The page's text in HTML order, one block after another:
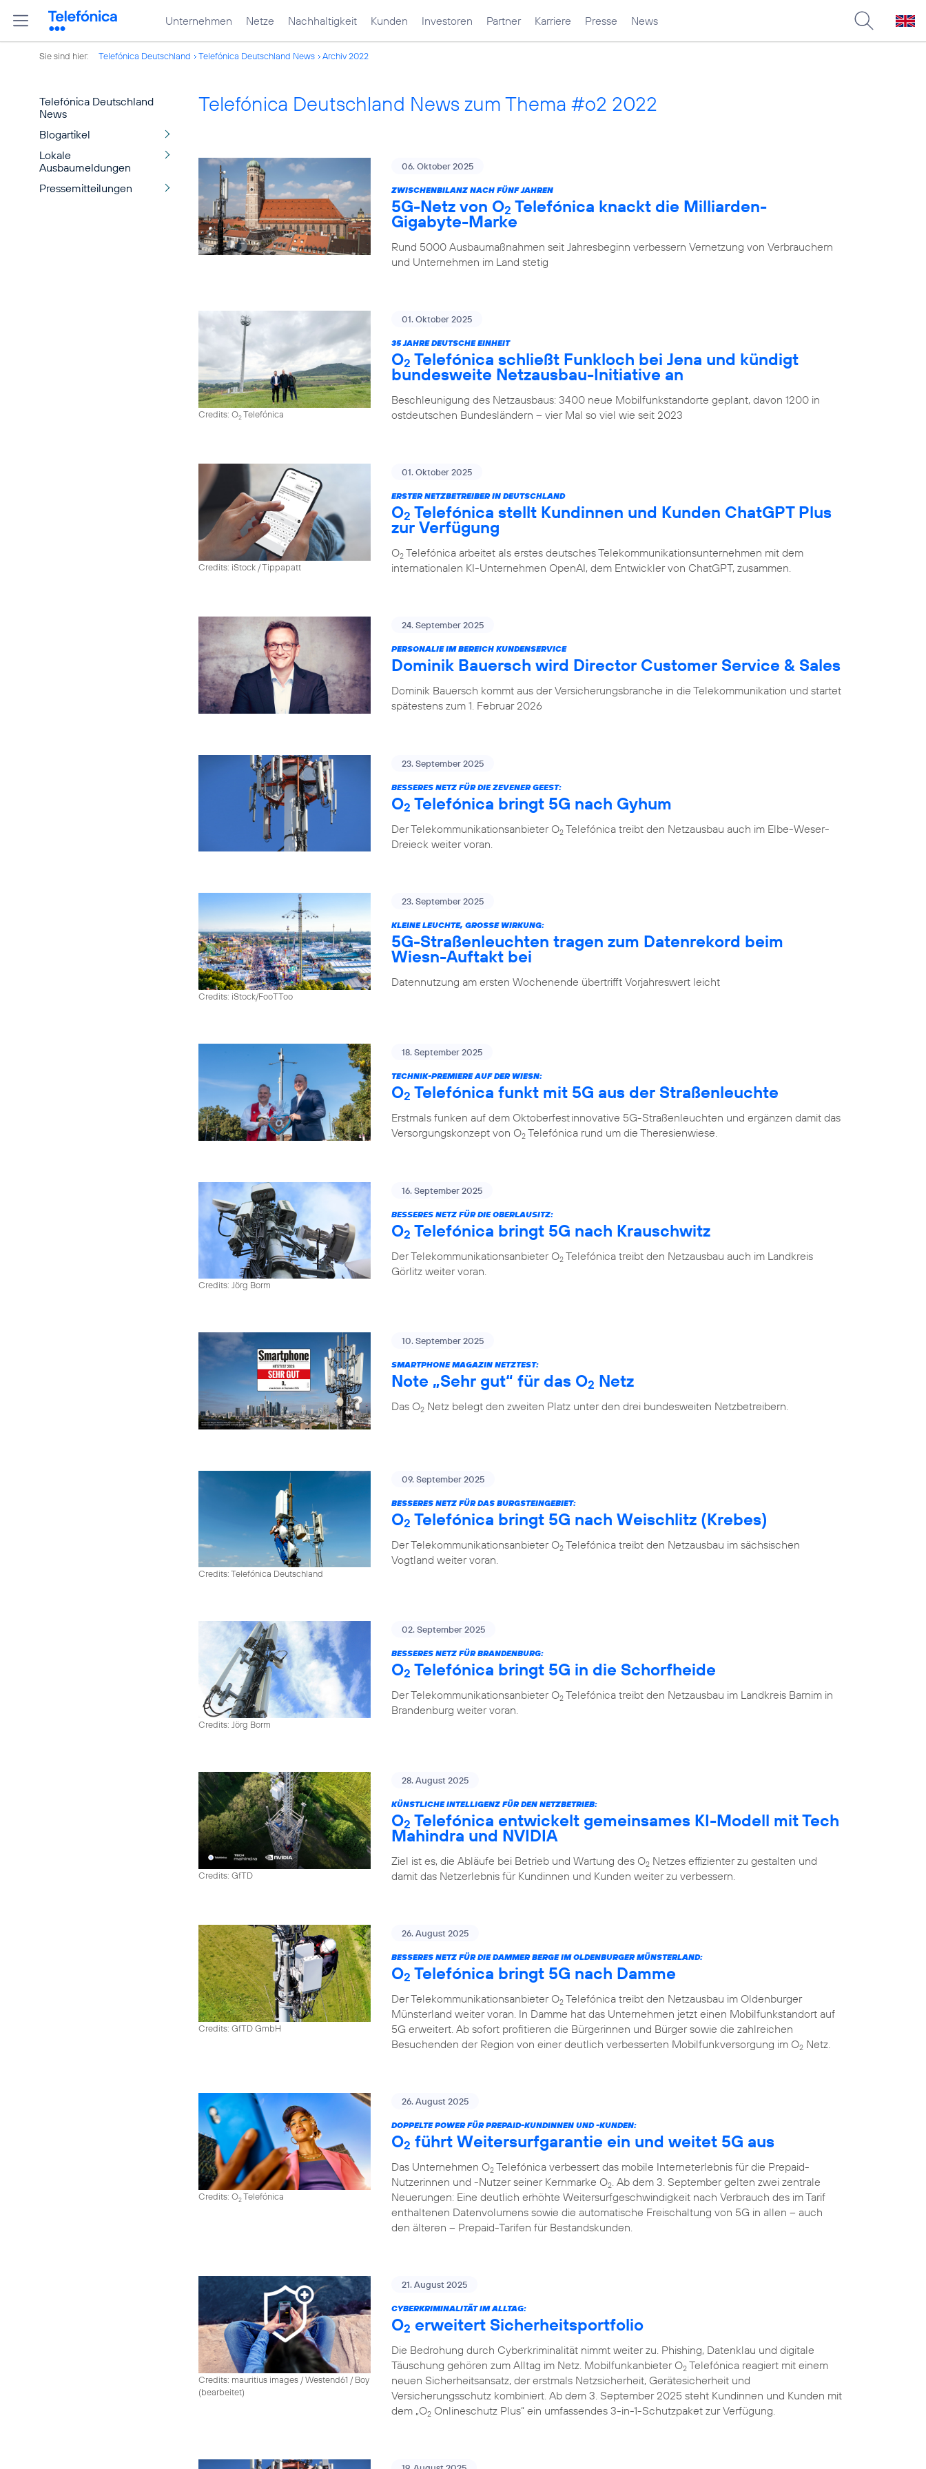
Unternehmen Netze Nachhaltigkeit Kunden Investoren Partner Karriere Presse News
Sie sind hier: Telefónica Deutschland Telefónica Deutschland News Archiv 2022
Telefónica Deutschland
News
Blogartikel
Lokale
Ausbaumeldungen
Pressemitteilungen
Telefónica Deutschland News zum Thema #o2 2022
06. Oktober 2025
ZWISCHENBILANZ NACH FÜNF JAHREN
5G-Netz von O2 Telefónica knackt die Milliarden-
Gigabyte-Marke
Rund 5000 Ausbaumaßnahmen seit Jahresbeginn verbessern Vernetzung von Verbrauchern
und Unternehmen im Land stetig
Credits: O2Telefónica
01. Oktober 2025
35 JAHRE DEUTSCHE EINHEIT
O2 Telefónica schließt Funkloch bei Jena und kündigt
bundesweite Netzausbau-Initiative an
Beschleunigung des Netzausbaus: 3400 neue Mobilfunkstandorte geplant, davon 1200 in
ostdeutschen Bundesländern – vier Mal so viel wie seit 2023
Credits: iStock / Tippapatt
01. Oktober 2025
ERSTER NETZBETREIBER IN DEUTSCHLAND
O2 Telefónica stellt Kundinnen und Kunden ChatGPT Plus
zur Verfügung
O2 Telefónica arbeitet als erstes deutsches Telekommunikationsunternehmen mit dem
internationalen KI-Unternehmen OpenAI, dem Entwickler von ChatGPT, zusammen.
24. September 2025
PERSONALIE IM BEREICH KUNDENSERVICE
Dominik Bauersch wird Director Customer Service & Sales
Dominik Bauersch kommt aus der Versicherungsbranche in die Telekommunikation und startet
spätestens zum 1. Februar 2026
23. September 2025
BESSERES NETZ FÜR DIE ZEVENER GEEST:
O2 Telefónica bringt 5G nach Gyhum
Der Telekommunikationsanbieter O2 Telefónica treibt den Netzausbau auch im Elbe-Weser-
Dreieck weiter voran.
Credits: iStock/FooTToo
23. September 2025
KLEINE LEUCHTE, GROSSE WIRKUNG:
5G-Straßenleuchten tragen zum Datenrekord beim
Wiesn-Auftakt bei
Datennutzung am ersten Wochenende übertrifft Vorjahreswert leicht
18. September 2025
TECHNIK-PREMIERE AUF DER WIESN:
O2 Telefónica funkt mit 5G aus der Straßenleuchte
Erstmals funken auf dem Oktoberfest innovative 5G-Straßenleuchten und ergänzen damit das
Versorgungskonzept von O2 Telefónica rund um die Theresienwiese.
Credits: Jörg Borm
16. September 2025
BESSERES NETZ FÜR DIE OBERLAUSITZ:
O2 Telefónica bringt 5G nach Krauschwitz
Der Telekommunikationsanbieter O2 Telefónica treibt den Netzausbau auch im Landkreis
Görlitz weiter voran.
10. September 2025
SMARTPHONE MAGAZIN NETZTEST:
Note „Sehr gut“ für das O2 Netz
Das O2 Netz belegt den zweiten Platz unter den drei bundesweiten Netzbetreibern.
Credits: Telefónica Deutschland
09. September 2025
BESSERES NETZ FÜR DAS BURGSTEINGEBIET:
O2 Telefónica bringt 5G nach Weischlitz (Krebes)
Der Telekommunikationsanbieter O2 Telefónica treibt den Netzausbau im sächsischen
Vogtland weiter voran.
Credits: Jörg Borm
02. September 2025
BESSERES NETZ FÜR BRANDENBURG:
O2 Telefónica bringt 5G in die Schorfheide
Der Telekommunikationsanbieter O2 Telefónica treibt den Netzausbau im Landkreis Barnim in
Brandenburg weiter voran.
Credits: GfTD
28. August 2025
KÜNSTLICHE INTELLIGENZ FÜR DEN NETZBETRIEB:
O2 Telefónica entwickelt gemeinsames KI-Modell mit Tech
Mahindra und NVIDIA
Ziel ist es, die Abläufe bei Betrieb und Wartung des O2 Netzes effizienter zu gestalten und
damit das Netzerlebnis für Kundinnen und Kunden weiter zu verbessern.
Credits: GfTD GmbH
26. August 2025
BESSERES NETZ FÜR DIE DAMMER BERGE IM OLDENBURGER MÜNSTERLAND:
O2 Telefónica bringt 5G nach Damme
Der Telekommunikationsanbieter O2 Telefónica treibt den Netzausbau im Oldenburger
Münsterland weiter voran. In Damme hat das Unternehmen jetzt einen Mobilfunkstandort auf
5G erweitert. Ab sofort profitieren die Bürgerinnen und Bürger sowie die zahlreichen
Besuchenden der Region von einer deutlich verbesserten Mobilfunkversorgung im O2 Netz.
Credits: O2Telefónica
26. August 2025
DOPPELTE POWER FÜR PREPAID-KUNDINNEN UND -KUNDEN:
O2 führt Weitersurfgarantie ein und weitet 5G aus
Das Unternehmen O2 Telefónica verbessert das mobile Interneterlebnis für die Prepaid-
Nutzerinnen und -Nutzer seiner Kernmarke O2. Ab dem 3. September gelten zwei zentrale
Neuerungen: Eine deutlich erhöhte Weitersurfgeschwindigkeit nach Verbrauch des im Tarif
enthaltenen Datenvolumens sowie die automatische Freischaltung von 5G in allen – auch
den älteren – Prepaid-Tarifen für Bestandskunden.
Credits: mauritius images / Westend61 / Boy
(bearbeitet)
21. August 2025
CYBERKRIMINALITÄT IM ALLTAG:
O2 erweitert Sicherheitsportfolio
Die Bedrohung durch Cyberkriminalität nimmt weiter zu. Phishing, Datenklau und digitale
Täuschung gehören zum Alltag im Netz. Mobilfunkanbieter O2 Telefónica reagiert mit einem
neuen Sicherheitsansatz, der erstmals Netzsicherheit, Gerätesicherheit und
Versicherungsschutz kombiniert. Ab dem 3. September 2025 steht Kundinnen und Kunden mit
dem „O2 Onlineschutz Plus“ ein umfassendes 3-in-1-Schutzpaket zur Verfügung.